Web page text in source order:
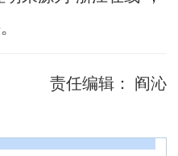
责任编辑： 阎沁